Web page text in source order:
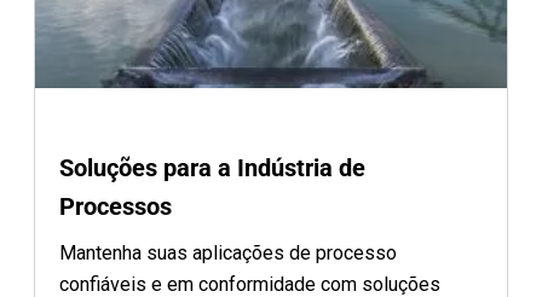
Soluções para a Indústria de
Processos
Mantenha suas aplicações de processo
confiáveis e em conformidade com soluções